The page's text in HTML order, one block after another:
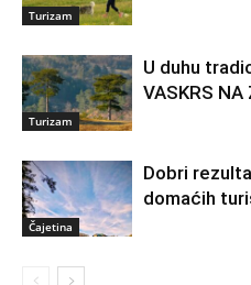
Turizam
Turizam
U duhu
VASKRS NA
Čajetina
Dobri
domaćih